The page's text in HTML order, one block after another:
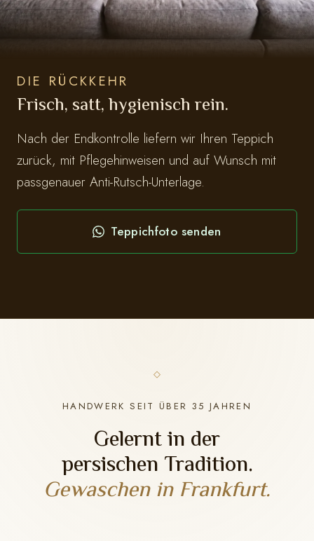
DIE RÜCKKEHR
Frisch, satt, hygienisch rein.
Nach der Endkontrolle liefern wir Ihren Teppich
zurück, mit Pflegehinweisen und auf Wunsch mit
passgenauer Anti-Rutsch-Unterlage.
Teppichfoto senden
HANDWERK SEIT ÜBER 35 JAHREN
Gelernt in der
persischen Tradition.
Gewaschen in Frankfurt.